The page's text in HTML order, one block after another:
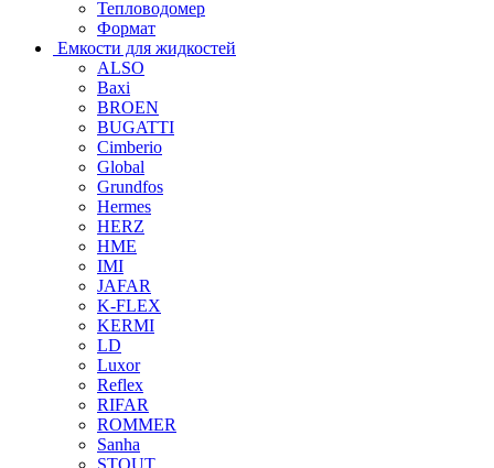
Тепловодомер
Формат
Емкости для жидкостей
ALSO
Baxi
BROEN
BUGATTI
Cimberio
Global
Grundfos
Hermes
HERZ
HME
IMI
JAFAR
K-FLEX
KERMI
LD
Luxor
Reflex
RIFAR
ROMMER
Sanha
STOUT